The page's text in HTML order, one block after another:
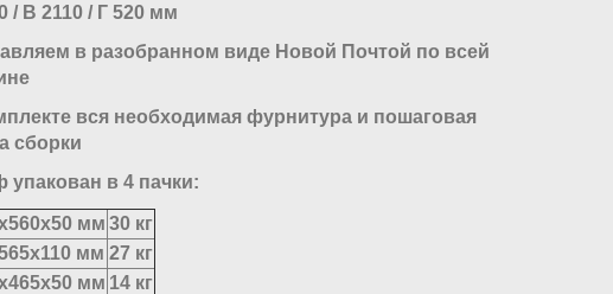
/ В 2110 / Г 520 мм
в разобранном виде Новой Почтой по всей
вся необходимая фурнитура и пошаговая
сборки
упакован в 4 пачки:
мм 30 кг
мм 27 кг
мм 14 кг